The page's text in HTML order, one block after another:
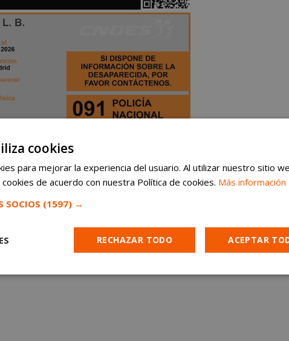
cookies
para mejorar la experiencia del usuario. Al utilizar nuestro sitio
de acuerdo con nuestra Política de cookies. Más información
SOCIOS (1597) →
ACEPTAR
RECHAZAR TODO
Cookies de
Cookies de
Cookies de